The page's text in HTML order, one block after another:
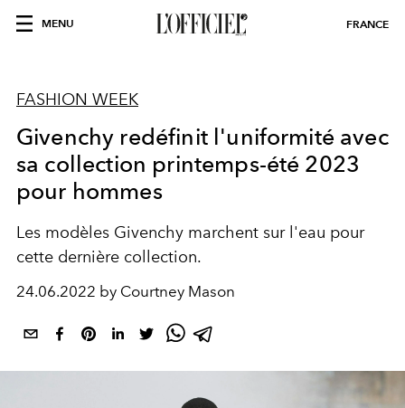
MENU FRANCE
FASHION WEEK
Givenchy redéfinit l'uniformité avec
sa collection printemps-été 2023
pour hommes
Les modèles Givenchy marchent sur l'eau pour
cette dernière collection.
24.06.2022 by Courtney Mason